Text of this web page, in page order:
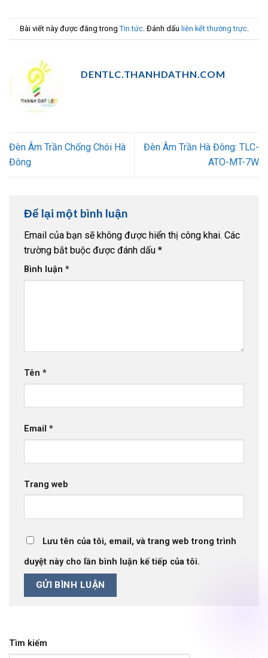
Bài viết này được đăng trong Tin tức. Đánh dấu liên kết thường trực.
DENTLC.THANHDATHN.COM
Đèn Âm Trần Chống Chói Hà
Đông
Đèn Âm Trần Hà Đông: TLC-
ATO-MT-7W
Để lại một bình luận
Email của bạn sẽ không được hiển thị công khai. Các
trường bắt buộc được đánh dấu *
Bình luận *
Tên *
Email *
Trang web
Lưu tên của tôi, email, và trang web trong trình
duyệt này cho lần bình luận kế tiếp của tôi.
Tìm kiếm